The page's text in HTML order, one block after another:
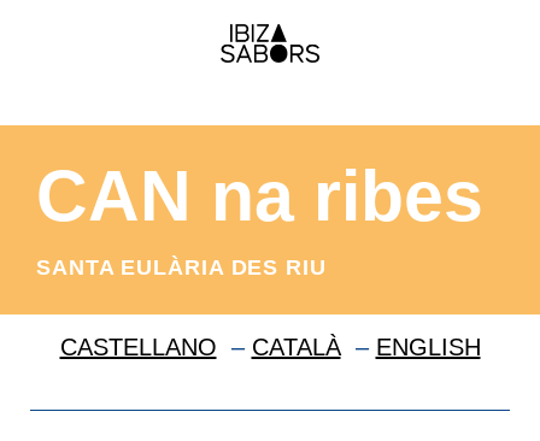
CAN na ribes
SANTA EULÀRIA DES RIU
CASTELLANO – CATALÀ– ENGLISH